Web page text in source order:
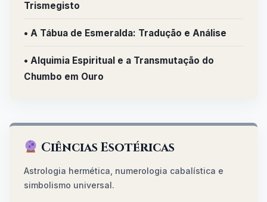
Trismegisto
• A Tábua de Esmeralda: Tradução e Análise
• Alquimia Espiritual e a Transmutação do
Chumbo em Ouro
Ciências Esotéricas
Astrologia hermética, numerologia cabalística e
simbolismo universal.